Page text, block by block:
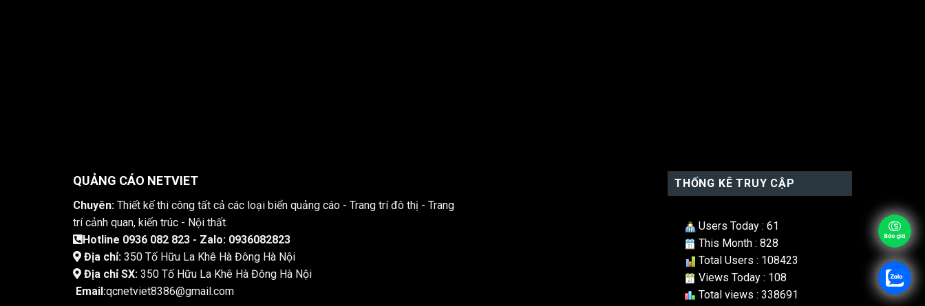
QUẢNG CÁO NETVIET
Chuyên:Thiết kế thi công tất cả các loại biển quảng cáo - Trang trí đô thị - Trang
trí cảnh quan, kiến trúc - Nội thất.
Hotline 0936 082 823 - Zalo: 0936082823
Địa chỉ:350 Tố Hữu La Khê Hà Đông Hà Nội
Địa chỉ SX:350 Tố Hữu La Khê Hà Đông Hà Nội
Email:qcnetviet8386@gmail.com
THỐNG KÊ TRUY CẬP
Users Today : 61
This Month : 828
Total Users : 108423
Views Today : 108
Total views : 338691